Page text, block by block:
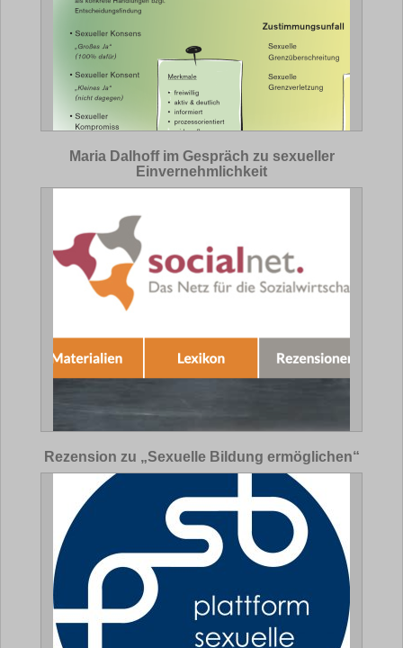
Maria Dalhoff im Gespräch zu sexueller
Einvernehmlichkeit
Rezension zu „Sexuelle Bildung ermöglichen“